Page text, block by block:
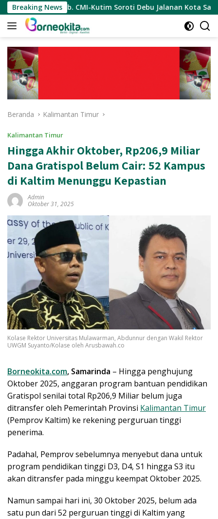
Langsung
ke
konten
Breaking News
CMI-Kutim Soroti Debu Jalanan Kota Sangatta.Rail Fauzan
Beranda Kalimantan Timur
Kalimantan Timur
Hingga Akhir Oktober, Rp206,9 Miliar
Dana Gratispol Belum Cair: 52 Kampus
di Kaltim Menunggu Kepastian
Admin
Oktober 31, 2025
Kolase Rektor Universitas Mulawarman, Abdunnur dengan Wakil Rektor
UWGM Suyanto/Kolase oleh Arusbawah.co
Borneokita.com, Samarinda – Hingga penghujung
Oktober 2025, anggaran program bantuan pendidikan
Gratispol senilai total Rp206,9 Miliar belum juga
ditransfer oleh Pemerintah Provinsi Kalimantan Timur
(Pemprov Kaltim) ke rekening perguruan tinggi
penerima.
Padahal, Pemprov sebelumnya menyebut dana untuk
program pendidikan tinggi D3, D4, S1 hingga S3 itu
akan ditransfer pada minggu keempat Oktober 2025.
Namun sampai hari ini, 30 Oktober 2025, belum ada
satu pun dari 52 perguruan tinggi di Kaltim yang